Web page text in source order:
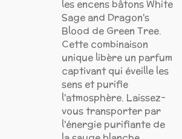
les encens bâtons White
Sage and Dragon's
Blood de Green Tree.
Cette combinaison
unique libère un parfum
captivant qui éveille les
sens et purifie
l'atmosphère. Laissez-
vous transporter par
l'énergie purifiante de